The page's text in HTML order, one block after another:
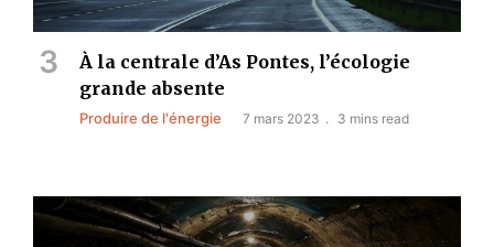
À la centrale d’As Pontes, l’écologie
grande absente
Produire de l'énergie 7 mars 2023 3 mins read